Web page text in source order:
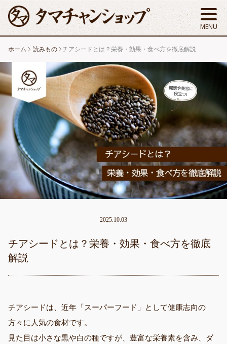
ホーム .読みもの チアシードとは？栄養・効果・食べ方を徹底解説
2025.10.03
チアシードとは？栄養・効果・食べ方を徹底
解説
チアシードは、近年「スーパーフード」として健康志向の
方々に人気の食材です。
見た目は小さな黒や白の種ですが、豊富な栄養素を含み、ダ